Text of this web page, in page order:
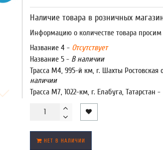
Наличие товара в розничных
Информацию о количестве товара просим
Название 4 - Отсутствует
Название 5 - В наличии
Трасса М4, 995-й км, г. Шахты
наличии
Трасса М7, 1022-км, г. Елабуга, Татарстан -
НЕТ В НАЛИЧИИ